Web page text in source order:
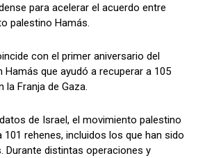
para acelerar el acuerdo entre
palestino Hamás.
con el primer aniversario del
que ayudó a recuperar a 105
la Franja de Gaza.
de Israel, el movimiento palestino
101 rehenes, incluidos los que han sido
Durante distintas operaciones y